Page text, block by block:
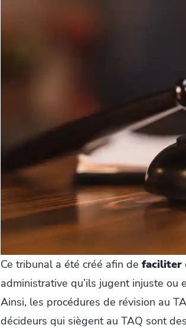
Ce tribunal a été créé afin de faciliter
administrative qu’ils jugent injuste ou
Ainsi, les procédures de révision au
décideurs qui siègent au TAQ sont des